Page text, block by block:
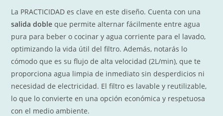
La PRACTICIDAD es clave en este diseño. Cuenta con una
salida doble que permite alternar fácilmente entre agua
pura para beber o cocinar y agua corriente para el lavado,
optimizando la vida útil del filtro. Además, notarás lo
cómodo que es su flujo de alta velocidad (2L/min), que te
proporciona agua limpia de inmediato sin desperdicios ni
necesidad de electricidad. El filtro es lavable y reutilizable,
lo que lo convierte en una opción económica y respetuosa
con el medio ambiente.